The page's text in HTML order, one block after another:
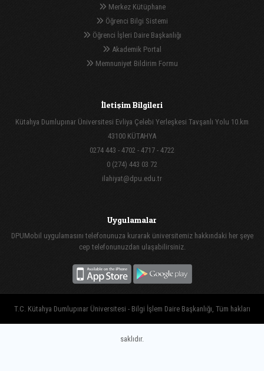
Merkez Kütüphane
Öğrenci Bilgi Sistemi
Öğrenci İşleri Daire Başkanlığı
Akademik Portal
Memnuniyet Bildirim Formu
İletişim Bilgileri
Kütahya Dumlupınar Üniversitesi Evliya Çelebi Yerleşkesi Tavşanlı Yolu 10.km
43100 KÜTAHYA
0274 443 - 4702 - 4717 - 4722
0 (274) 443 03 72
ilahiyat@dpu.edu.tr
Uygulamalar
DPUMobil uygulamasını telefonunuza kurarak üniversitemiz hakkındaki her şeye
cep telefonunuzdan ulaşabilirsiniz.
T.C. Kütahya Dumlupınar Üniversitesi - Bilgi İşlem Daire Başkanlığı, Tüm hakları
saklıdır.